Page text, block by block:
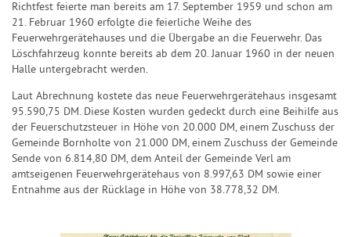
Richtfest feierte man bereits am 17. September 1959 und schon am
21. Februar 1960 erfolgte die feierliche Weihe des
Feuerwehrgerätehauses und die Übergabe an die Feuerwehr. Das
Löschfahrzeug konnte bereits ab dem 20. Januar 1960 in der neuen
Halle untergebracht werden.
Laut Abrechnung kostete das neue Feuerwehrgerätehaus insgesamt
95.590,75 DM. Diese Kosten wurden gedeckt durch eine Beihilfe aus
der Feuerschutzsteuer in Höhe von 20.000 DM, einem Zuschuss der
Gemeinde Bornholte von 21.000 DM, einem Zuschuss der Gemeinde
Sende von 6.814,80 DM, dem Anteil der Gemeinde Verl am
amtseigenen Feuerwehrgerätehaus von 8.997,63 DM sowie einer
Entnahme aus der Rücklage in Höhe von 38.778,32 DM.